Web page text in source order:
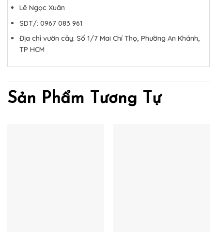
Lê Ngọc Xuân
SDT/: 0967 083 961
Địa chỉ vườn cây: Số 1/7 Mai Chí Thọ, Phường An Khánh,
TP HCM
Sản Phẩm Tương Tự